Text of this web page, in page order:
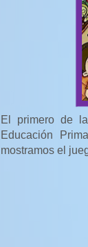
El primero de
Educación
mostramos el